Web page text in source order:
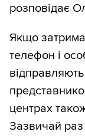
розповідає
Якщо
телефон і
центрах
Зазвичай